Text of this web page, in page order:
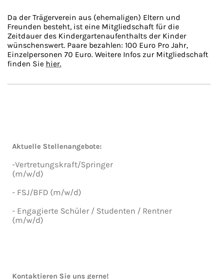
Da der Trägerverein aus (ehemaligen) Eltern und
Freunden besteht, ist eine Mitgliedschaft für die
Zeitdauer des Kindergartenaufenthalts der Kinder
wünschenswert. Paare bezahlen: 100 Euro Pro Jahr,
Einzelpersonen 70 Euro. Weitere Infos zur Mitgliedschaft
finden Sie hier.
Aktuelle Stellenangebote:
-Vertretungskraft/Springer
(m/w/d)
- FSJ/BFD (m/w/d)
- Engagierte Schüler / Studenten / Rentner
(m/w/d)
Kontaktieren Sie uns gerne!